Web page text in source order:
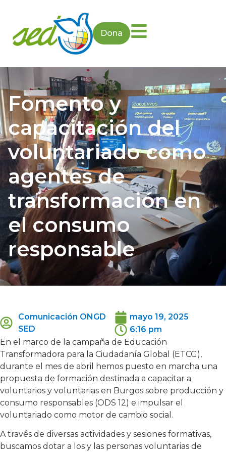
Dona
Fomento y
capacitación del
voluntariado como
agentes de
transformación en
el consumo
responsable
Comunicación ONGD
SED
mayo 19, 2025
6:16 pm
En el marco de la campaña de Educación
Transformadora para la Ciudadanía Global (ETCG),
durante el mes de abril hemos puesto en marcha una
propuesta de formación destinada a capacitar a
voluntarios y voluntarias en Burgos sobre producción y
consumo responsables (ODS 12) e impulsar el
voluntariado como motor de cambio social.
A través de diversas actividades y sesiones formativas,
buscamos dotar a los y las personas voluntarias de